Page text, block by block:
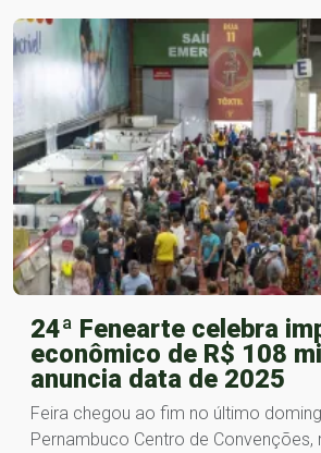
24ª Fenearte celebra
econômico de R$ 108
anuncia data de 2025
Feira chegou ao fim no último
Pernambuco Centro de Convenções,